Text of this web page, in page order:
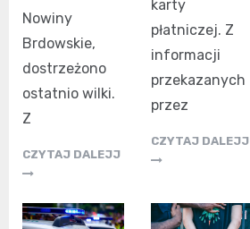
Nowiny
Brdowskie,
dostrzeżono
ostatnio wilki.
Z
CZYTAJ DALEJJ
karty
płatniczej. Z
informacji
przekazanych
przez
CZYTAJ DALEJJ